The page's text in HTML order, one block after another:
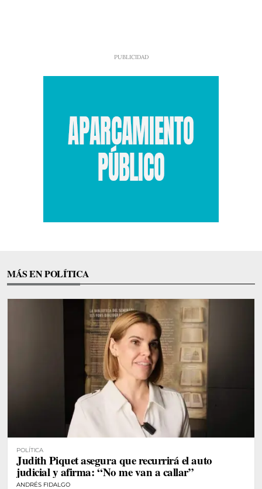
MÁS EN POLÍTICA
POLÍTICA
Judith Piquet asegura que recurrirá el auto
judicial y afirma: “No me van a callar”
ANDRÉS FIDALGO